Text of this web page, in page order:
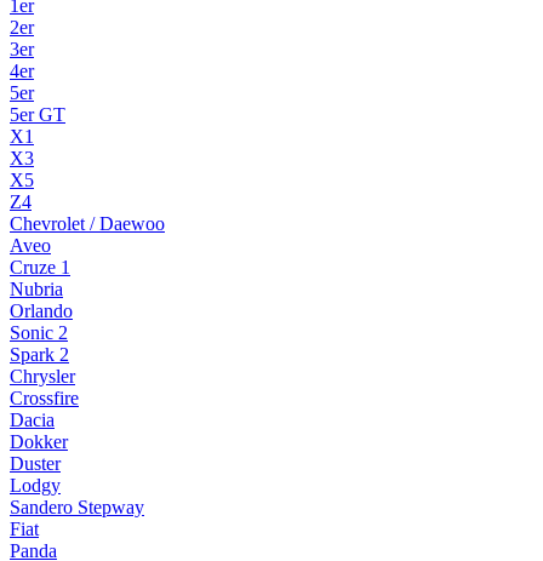
1er
2er
3er
4er
5er
5er GT
X1
X3
X5
Z4
Chevrolet / Daewoo
Aveo
Cruze 1
Nubria
Orlando
Sonic 2
Spark 2
Chrysler
Crossfire
Dacia
Dokker
Duster
Lodgy
Sandero Stepway
Fiat
Panda